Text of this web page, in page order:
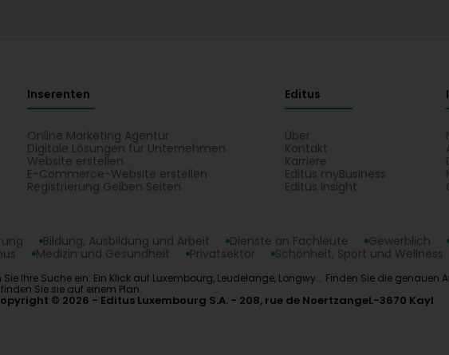
Inserenten
Online Marketing Agentur
Digitale Lösungen für Unternehmen
Website erstellen
E-Commerce-Website erstellen
Registrierung Gelben Seiten
Editus
Über
Kontakt
Karriere
Editus myBusiness
Editus Insight
Bildung, Ausbildung und Arbeit Dienste an Fachleute Gewerblich
Medizin und Gesundheit Privatsektor
Schönheit, Sport und Wellness
Ihre Suche ein: Ein Klick auf Luxembourg, Leudelange, Longwy... Finden Sie die
Sie sie auf einem Plan.
© 2026 Editus Luxembourg S.A. 208, rue de NoertzangeL-3670 Kayl